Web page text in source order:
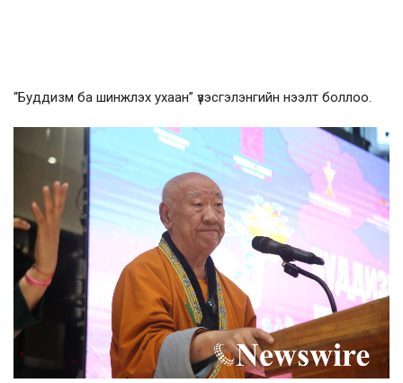
“Буддизм ба шинжлэх ухаан” үзэсгэлэнгийн нээлт боллоо.